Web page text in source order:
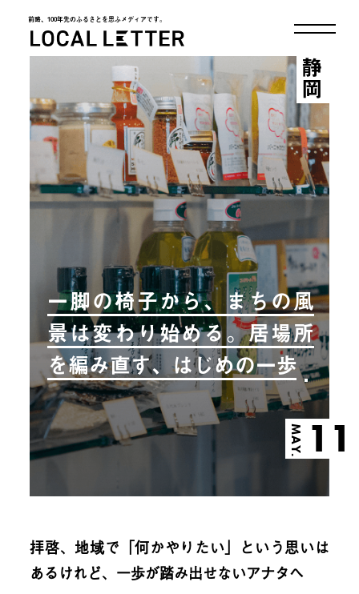
前略、100年先のふるさとを思ふメディアです。
LOCAL LETTER
一脚の椅子から、まちの風
景は変わり始める。居場所
を編み直す、はじめの一歩
MAY. 11
静岡
拝啓、地域で「何かやりたい」という思いは
あるけれど、一歩が踏み出せないアナタへ